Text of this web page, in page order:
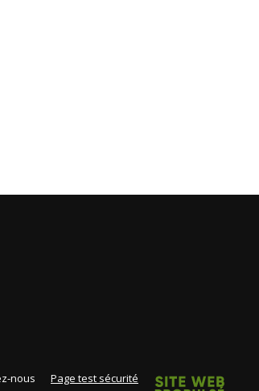
nous Page test sécurité